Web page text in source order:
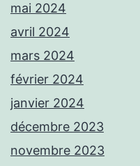
mai 2024
avril 2024
mars 2024
février 2024
janvier 2024
décembre 2023
novembre 2023